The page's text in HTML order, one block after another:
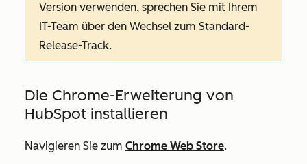
Version verwenden, sprechen Sie mit Ihrem
IT-Team über den Wechsel zum Standard-
Release-Track.
Die Chrome-Erweiterung von
HubSpot installieren
Navigieren Sie zum Chrome Web Store.